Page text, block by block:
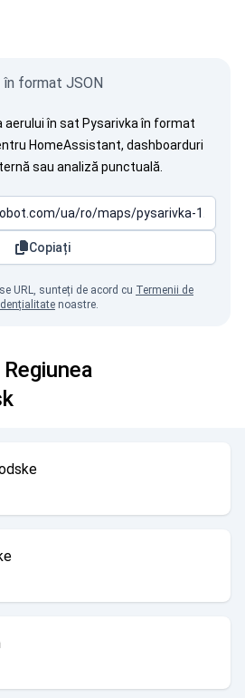
format JSON
aerului în sat Pysarivka în format
HomeAssistant, dashboarduri
sau analiză punctuală.
Copiați
URL, sunteți de acord cu Termenii de
noastre.